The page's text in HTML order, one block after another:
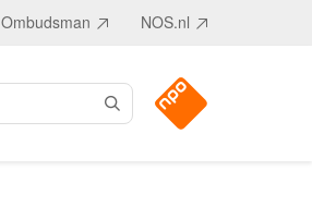
Ombudsman NOS.nl